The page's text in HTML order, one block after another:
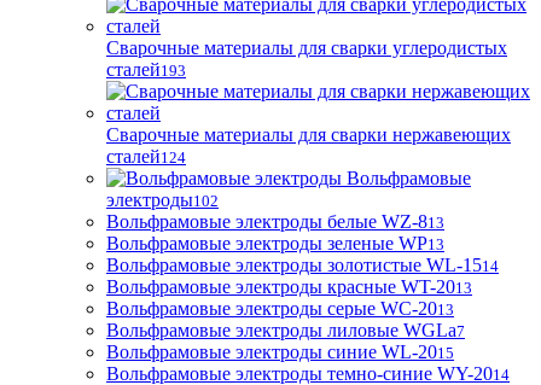
Сварочные материалы для сварки углеродистых
сталей193
Сварочные материалы для сварки нержавеющих
сталей124
Вольфрамовые
электроды102
Вольфрамовые электроды белые WZ-813
Вольфрамовые электроды зеленые WP13
Вольфрамовые электроды золотистые WL-1514
Вольфрамовые электроды красные WT-2013
Вольфрамовые электроды серые WC-2013
Вольфрамовые электроды лиловые WGLa7
Вольфрамовые электроды синие WL-2015
Вольфрамовые электроды темно-синие WY-2014